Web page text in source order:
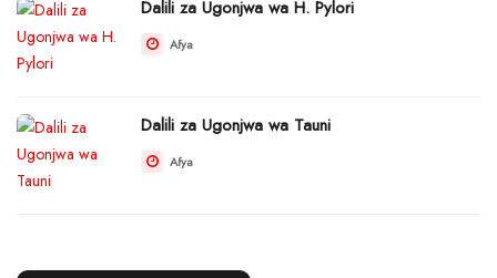
Dalili za Ugonjwa wa H. Pylori
Afya
Dalili za Ugonjwa wa Tauni
Afya